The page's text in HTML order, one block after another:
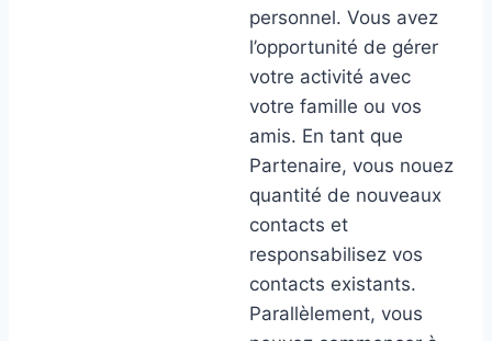
personnel. Vous avez
l’opportunité de gérer
votre activité avec
votre famille ou vos
amis. En tant que
Partenaire, vous nouez
quantité de nouveaux
contacts et
responsabilisez vos
contacts existants.
Parallèlement, vous